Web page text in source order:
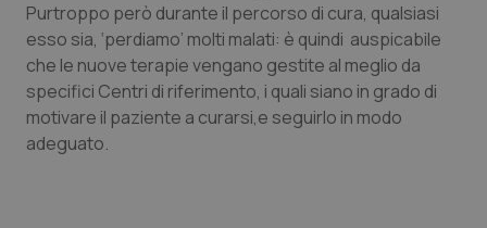
Toscana
Umbria
Valle D’Aosta
Obesità
Oftalmologia
Oncodermatologia
Purtroppo però durante il percorso di cura, qualsiasi
esso sia, ‘perdiamo’ molti malati: è quindi auspicabile
che le nuove terapie vengano gestite al meglio da
specifici Centri di riferimento, i quali siano in grado di
motivare il paziente a curarsi,e seguirlo in modo
adeguato.